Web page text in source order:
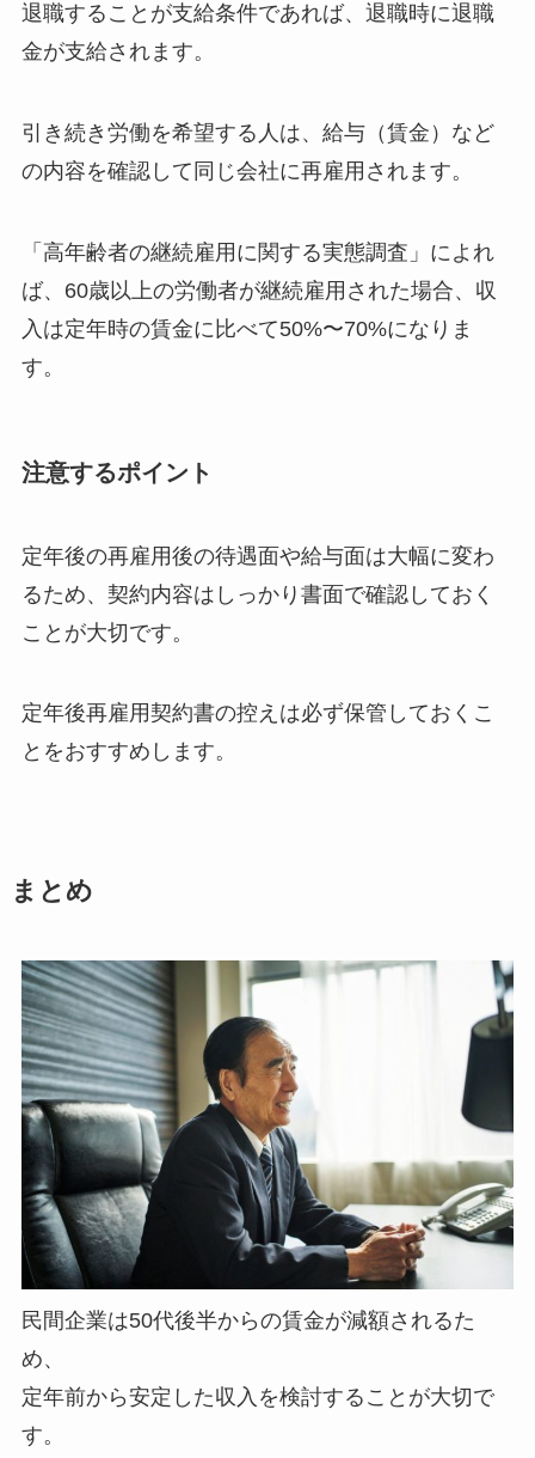
退職することが支給条件であれば、退職時に退職
金が支給されます。
引き続き労働を希望する人は、給与（賃金）など
の内容を確認して同じ会社に再雇用されます。
「高年齢者の継続雇用に関する実態調査」によれ
ば、60歳以上の労働者が継続雇用された場合、収
入は定年時の賃金に比べて50%〜70%になりま
す。
注意するポイント
定年後の再雇用後の待遇面や給与面は大幅に変わ
るため、契約内容はしっかり書面で確認しておく
ことが大切です。
定年後再雇用契約書の控えは必ず保管しておくこ
とをおすすめします。
まとめ
民間企業は50代後半からの賃金が減額されるた
め、
定年前から安定した収入を検討することが大切で
す。